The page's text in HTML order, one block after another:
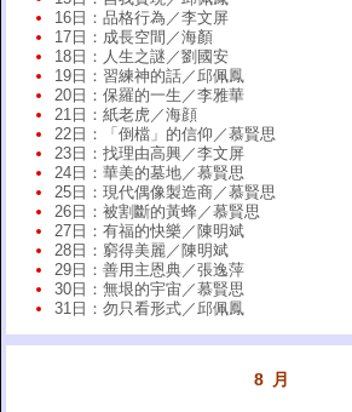
16日：品格行為／李文屏
17日：成長空間／海顏
18日：人生之謎／劉國安
19日：習練神的話／邱佩鳳
20日：保羅的一生／李雅華
21日：紙老虎／海顔
22日：「倒檔」的信仰／慕賢思
23日：找理由高興／李文屏
24日：華美的墓地／慕賢思
25日：現代偶像製造商／慕賢思
26日：被割斷的黃蜂／慕賢思
27日：有福的快樂／陳明斌
28日：窮得美麗／陳明斌
29日：善用主恩典／張逸萍
30日：無垠的宇宙／慕賢思
31日：勿只看形式／邱佩鳳
8 月